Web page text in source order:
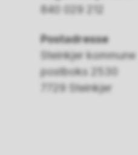
840 029 212
Postadresse
Steinkjer kommune
postboks 2530
7729 Steinkjer